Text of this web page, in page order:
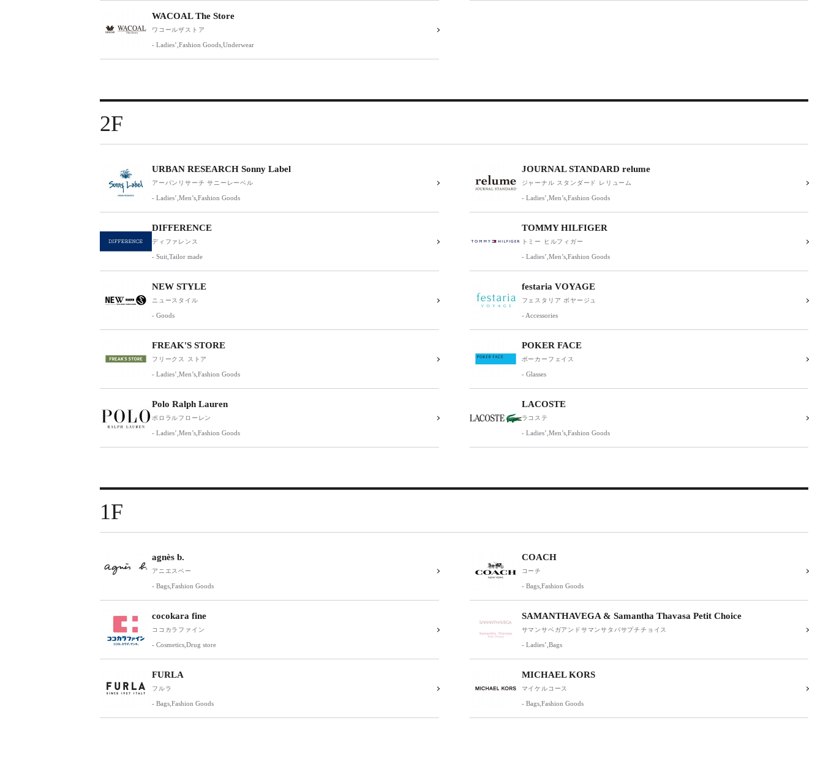
WACOAL The Store
ワコールザストア
- Ladies’,Fashion Goods,Underwear
2F
URBAN RESEARCH Sonny Label
アーバンリサーチ サニーレーベル
- Ladies’,Men’s,Fashion Goods
JOURNAL STANDARD relume
ジャーナル スタンダード レリューム
- Ladies’,Men’s,Fashion Goods
DIFFERENCE
ディファレンス
- Suit,Tailor made
TOMMY HILFIGER
トミー ヒルフィガー
- Ladies’,Men’s,Fashion Goods
NEW STYLE
ニュースタイル
- Goods
festaria VOYAGE
フェスタリア ボヤージュ
- Accessories
FREAK'S STORE
フリークス ストア
- Ladies’,Men’s,Fashion Goods
POKER FACE
ポーカーフェイス
- Glasses
Polo Ralph Lauren
ポロラルフローレン
- Ladies’,Men’s,Fashion Goods
LACOSTE
ラコステ
- Ladies’,Men’s,Fashion Goods
1F
agnès b.
アニエスベー
- Bags,Fashion Goods
COACH
コーチ
- Bags,Fashion Goods
cocokara fine
ココカラファイン
- Cosmetics,Drug store
SAMANTHAVEGA & Samantha Thavasa Petit Choice
サマンサベガアンドサマンサタバサプチチョイス
- Ladies’,Bags
FURLA
フルラ
- Bags,Fashion Goods
MICHAEL KORS
マイケルコース
- Bags,Fashion Goods